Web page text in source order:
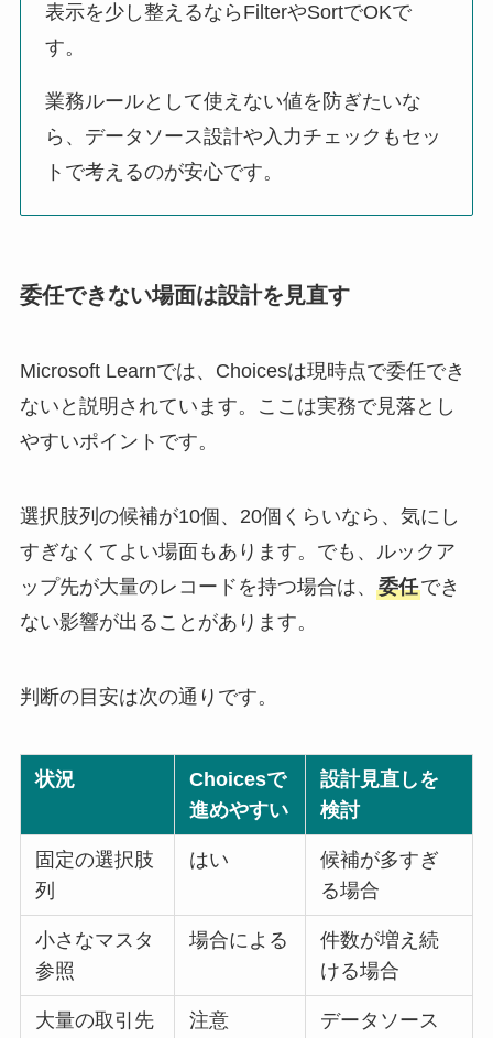
表示を少し整えるならFilterやSortでOKで
す。
業務ルールとして使えない値を防ぎたいな
ら、データソース設計や入力チェックもセッ
トで考えるのが安心です。
委任できない場面は設計を見直す
Microsoft Learnでは、Choicesは現時点で委任でき
ないと説明されています。ここは実務で見落とし
やすいポイントです。
選択肢列の候補が10個、20個くらいなら、気にし
すぎなくてよい場面もあります。でも、ルックア
ップ先が大量のレコードを持つ場合は、 委任でき
ない影響が出ることがあります。
判断の目安は次の通りです。
状況
Choicesで
進めやすい
設計見直しを
検討
固定の選択肢
列
はい
候補が多すぎ
る場合
小さなマスタ
参照
場合による
件数が増え続
ける場合
大量の取引先
注意
データソース